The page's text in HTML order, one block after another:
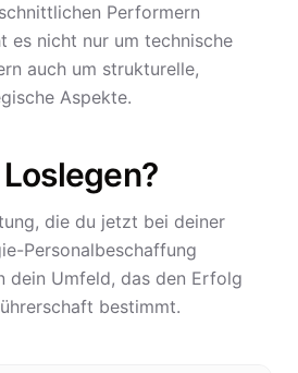
Performern
es nicht nur um technische
auch um strukturelle,
Aspekte.
die du jetzt bei deiner
Personalbeschaffung
dein Umfeld, das den Erfolg
bestimmt.